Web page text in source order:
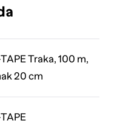
Traka, 100 m,
20 cm